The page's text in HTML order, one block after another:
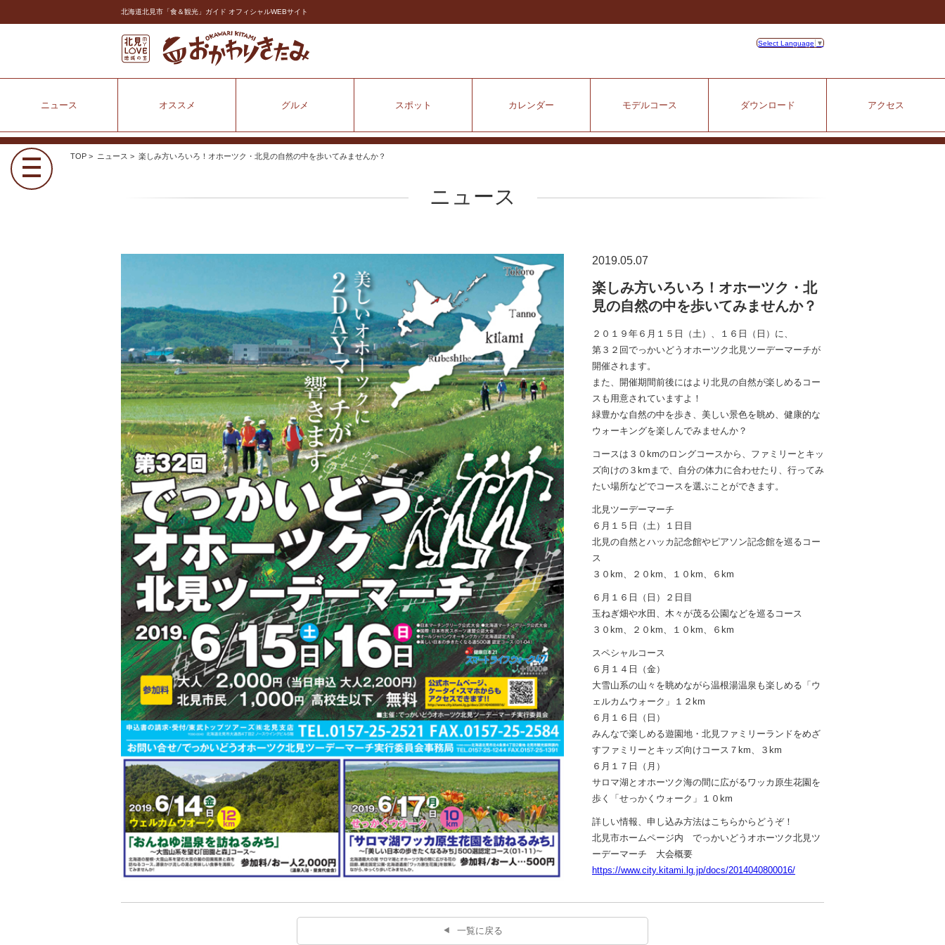
北海道北見市「食＆観光」ガイド オフィシャルWEBサイト
Select Language ▼
ニュース オススメ グルメ スポット カレンダー モデルコース ダウンロード アクセス
TOP > ニュース > 楽しみ方いろいろ！オホーツク・北見の自然の中を歩いてみませんか？
ニュース
2019.05.07
楽しみ方いろいろ！オホーツク・北
見の自然の中を歩いてみませんか？
２０１９年６月１５日（土）、１６日（日）に、
第３２回でっかいどうオホーツク北見ツーデーマーチが
開催されます。
また、開催期間前後にはより北見の自然が楽しめるコー
スも用意されていますよ！
緑豊かな自然の中を歩き、美しい景色を眺め、健康的な
ウォーキングを楽しんでみませんか？
コースは３０kmのロングコースから、ファミリーとキッ
ズ向けの３kmまで、自分の体力に合わせたり、行ってみ
たい場所などでコースを選ぶことができます。
北見ツーデーマーチ
６月１５日（土）１日目
北見の自然とハッカ記念館やピアソン記念館を巡るコー
ス
３０km、２０km、１０km、６km
６月１６日（日）２日目
玉ねぎ畑や水田、木々が茂る公園などを巡るコース
３０km、２０km、１０km、６km
スペシャルコース
６月１４日（金）
大雪山系の山々を眺めながら温根湯温泉も楽しめる「ウ
ェルカムウォーク」１２km
６月１６日（日）
みんなで楽しめる遊園地・北見ファミリーランドをめざ
すファミリーとキッズ向けコース７km、３km
６月１７日（月）
サロマ湖とオホーツク海の間に広がるワッカ原生花園を
歩く「せっかくウォーク」１０km
詳しい情報、申し込み方法はこちらからどうぞ！
北見市ホームページ内 でっかいどうオホーツク北見ツ
ーデーマーチ 大会概要
https://www.city.kitami.lg.jp/docs/2014040800016/
一覧に戻る